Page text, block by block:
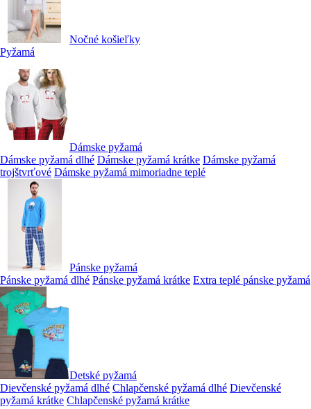
Nočné košieľky
Pyžamá
Dámske pyžamá
Dámske pyžamá dlhé Dámske pyžamá krátke Dámske pyžamá
trojštvrťové Dámske pyžamá mimoriadne teplé
Pánske pyžamá
Pánske pyžamá dlhé Pánske pyžamá krátke Extra teplé pánske pyžamá
Detské pyžamá
Dievčenské pyžamá dlhé Chlapčenské pyžamá dlhé Dievčenské
pyžamá krátke Chlapčenské pyžamá krátke